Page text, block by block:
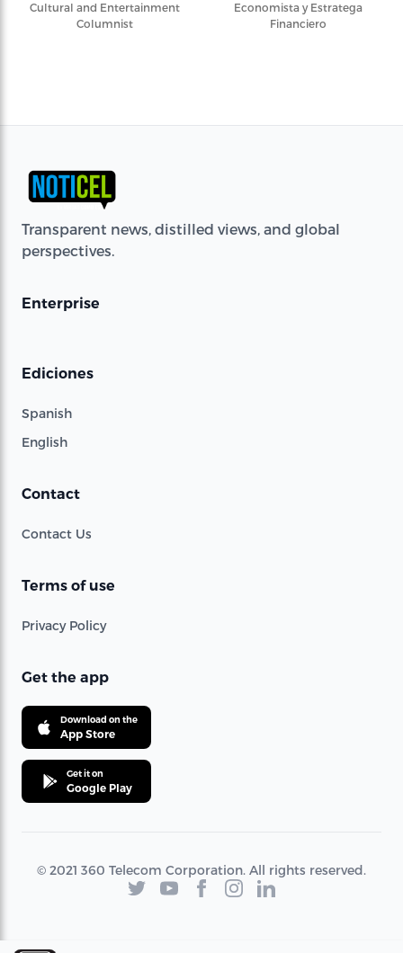
Cultural and Entertainment
Columnist
Economista y Estratega
Financiero
Transparent news, distilled views, and global
perspectives.
Enterprise
Ediciones
Spanish
English
Contact
Contact Us
Terms of use
Privacy Policy
Get the app
Download on the
App Store
Get it on
Google Play
© 2021 360 Telecom Corporation. All rights reserved.